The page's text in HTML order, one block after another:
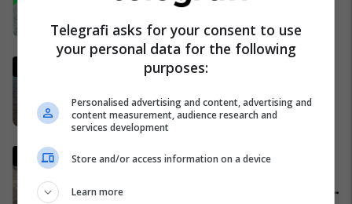
ndaj Kosovës
01/04/2026
Irani ka një kërkesë të re për t'i
mund t'i sjellë miliarda dollarë
28/03/2026
Trump publikon pamjet e
Telegrafi asks for your consent to use
your personal data for the following
purposes:
Personalised advertising and content, advertising and
content measurement, audience research and
services development
Store and/or access information on a device
Learn more